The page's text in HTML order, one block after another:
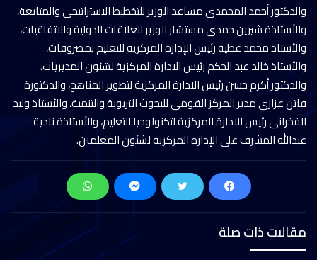
والدكتور أحمد المحمدى مساعد الوزير للتخطيط الاستراتيجى والمتابعة،
والأستاذة شيرين حمدى مستشار الوزير للعلاقات الدولية والاتفاقيات،
والأستاذ محمد عطية رئيس الإدارة المركزية للتعليم بمصروفات،
والأستاذ خالد عبد الحكم رئيس الادارة المركزية لشئون المديريات،
والدكتور أكرم حسن رئيس الادارة المركزية لتطوير المناهج، والدكتورة
فاتن عزازى مدير المركز القومى للبحوث التربوية والتنمية، والأستاذ وليد
الفخرانى رئيس الادارة المركزية لتكنولوجيا التعليم، والأستاذة نادية
عبدالله المشرف على الإدارة المركزية لشئون المعلمين.
مقالات ذات صلة